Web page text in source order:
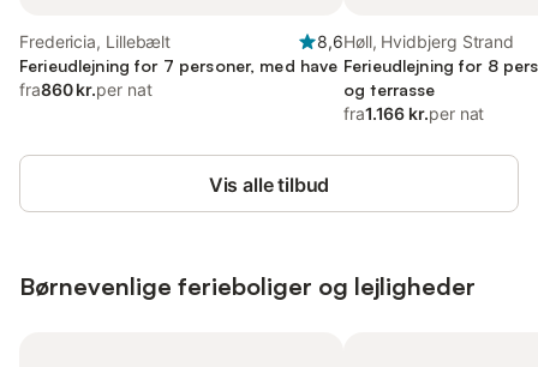
Fredericia, Lillebælt
8,6
Ferieudlejning for 7 personer, med have
fra860 kr.per nat
Høll, Hvidbjerg Strand
Ferieudlejning for 8
og terrasse
fra1.166 kr.per nat
Vis alle tilbud
Børnevenlige ferieboliger og lejligheder